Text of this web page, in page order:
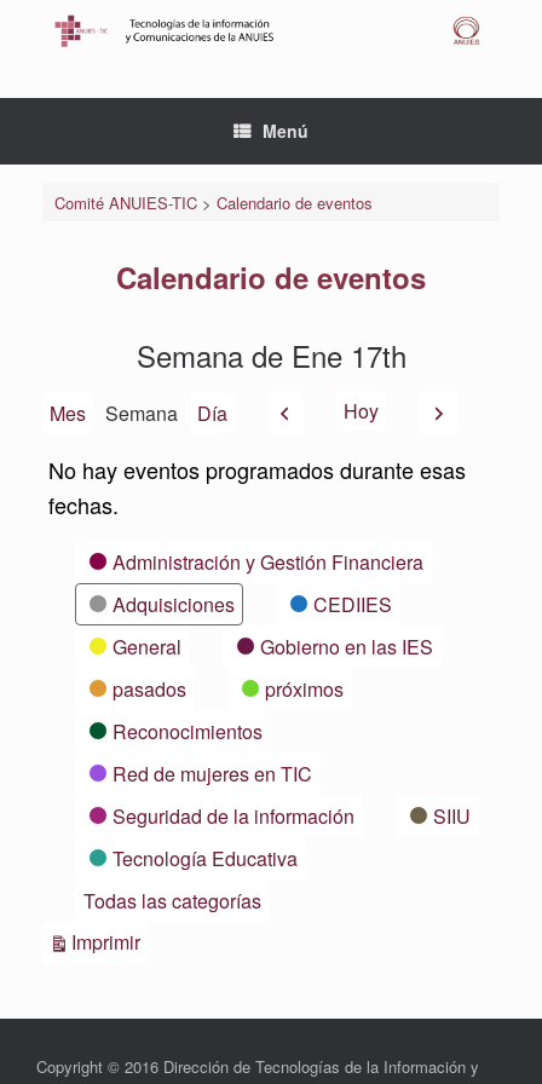
Menú
Comité ANUIES-TIC> Calendario de eventos
Calendario de eventos
Semana de Ene 17th
Mes Semana Día AnteriorHoy Siguiente
No hay eventos programados durante esas
fechas.
CategoríasAdministración y Gestión Financiera
Adquisiciones
CEDIIES
General
Gobierno en las IES
pasados
próximos
Reconocimientos
Red de mujeres en TIC
Seguridad de la información
SIIU
Tecnología Educativa
Todas las categorías
ImprimirVistas
Copyright © 2016 Dirección de Tecnologías de la Información y